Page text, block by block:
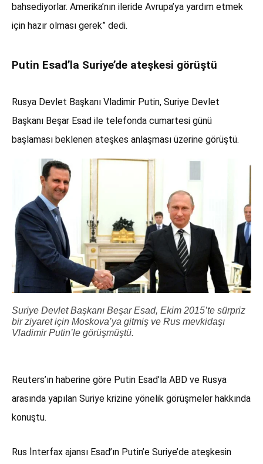
bahsediyorlar. Amerika’nın ileride Avrupa’ya yardım etmek
için hazır olması gerek” dedi.
Putin Esad’la Suriye’de ateşkesi görüştü
Rusya Devlet Başkanı Vladimir Putin, Suriye Devlet
Başkanı Beşar Esad ile telefonda cumartesi günü
başlaması beklenen ateşkes anlaşması üzerine görüştü.
Suriye Devlet Başkanı Beşar Esad, Ekim 2015’te sürpriz
bir ziyaret için Moskova’ya gitmiş ve Rus mevkidaşı
Vladimir Putin’le görüşmüştü.
Reuters’ın haberine göre Putin Esad’la ABD ve Rusya
arasında yapılan Suriye krizine yönelik görüşmeler hakkında
konuştu.
Rus İnterfax ajansı Esad’ın Putin’e Suriye’de ateşkesin